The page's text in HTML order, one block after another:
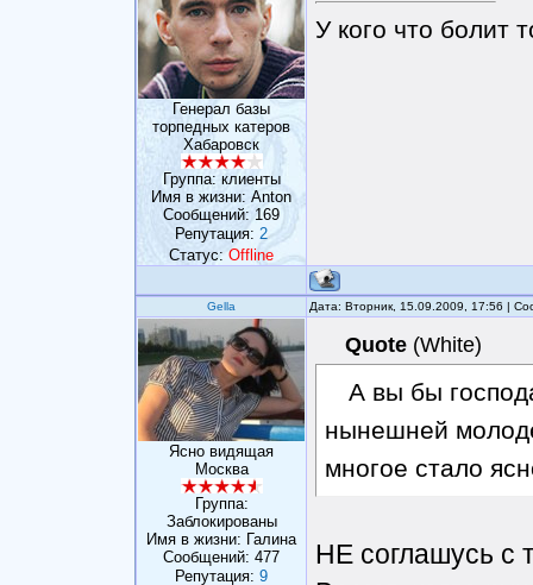
Генерал базы
торпедных катеров
Хабаровск
Группа: клиенты
Имя в жизни: Anton
Сообщений: 169
Репутация: 2
Статус:Offline
У кого что болит
Gella Дата: Вторник, 15.09.2009, 17:56 |
Ясно видящая
Москва
Группа:
Заблокированы
Имя в жизни: Галина
Сообщений: 477
Репутация: 9
Quote (White)
А вы бы
нынешней
многое стало
НЕ соглашусь с